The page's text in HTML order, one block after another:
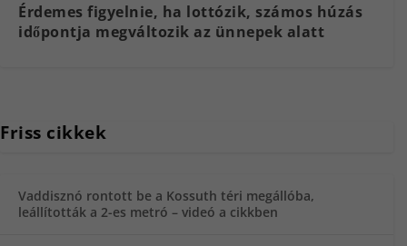
Érdemes figyelnie, ha lottózik, számos húzás
időpontja megváltozik az ünnepek alatt
Friss cikkek
Vaddisznó rontott be a Kossuth téri megállóba,
leállították a 2-es metró – videó a cikkben